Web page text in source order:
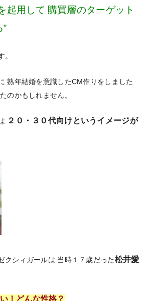
起用して 購買層のターゲット
。
熟年結婚を意識したCM作りをしました
のかもしれません。
２０・３０代向けというイメージが
クシィガールは 当時１７歳だった松井愛
！どんな性格？